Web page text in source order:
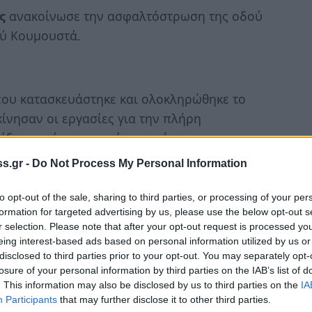
- Do Not Process My Personal Information
opt-out of the sale, sharing to third parties, or processing of your
for targeted advertising by us, please use the below opt-out
selection. Please note that after your opt-out request is processed
interest-based ads based on personal information utilized by us
to third parties prior to your opt-out. You may separately
of your personal information by third parties on the IAB’s list of
This information may also be disclosed by us to third parties on the
Participants that may further disclose it to other third parties.
ανακοίνωσε την ασφαλτόστρωση της οδού
Κουμουστά.
κατασκευάστηκε και ολοκληρώθηκε το
οι εργασίες για την πλήρη
πόρους, μερίμνησε ώστε η
σκάμμα της αποχέτευσης αλλά σε όλο
που έχουν αποκαλυφθεί σημαντικές
έργο που θωρακίζει την πόλη της
η πλήρης αποκατάσταση της
της περιοχής κατασκευής του έργου επί